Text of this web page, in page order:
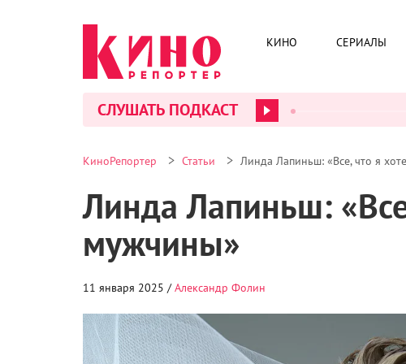
КИНО СЕРИАЛЫ
СЛУШАТЬ ПОДКАСТ
КиноРепортер > Статьи > Линда Лапиньш: «Все, что я
Линда Лапиньш:
мужчины»
11 января 2025 /Александр Фолин